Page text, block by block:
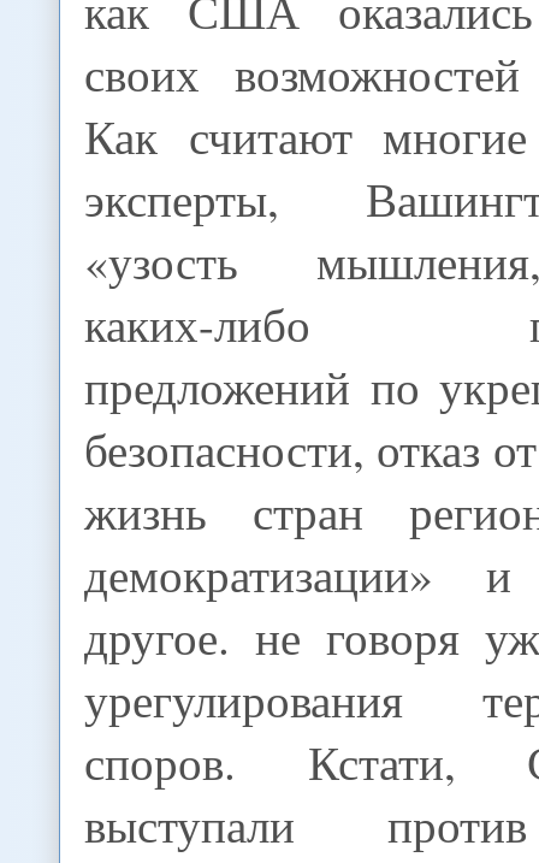
своих
Как считают многие
эксперты,
«узость
каких-либо
предложений по
безопасности, отказ
жизнь стран
демократизации»
другое. не говоря
урегулирования
споров. Кстати,
выступали